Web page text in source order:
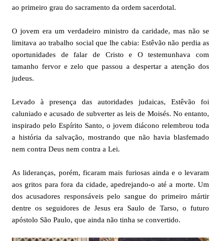
ao primeiro grau do sacramento da ordem sacerdotal.
O jovem era um verdadeiro ministro da caridade, mas não se
limitava ao trabalho social que lhe cabia: Estêvão não perdia as
oportunidades de falar de Cristo e O testemunhava com
tamanho fervor e zelo que passou a despertar a atenção dos
judeus.
Levado à presença das autoridades judaicas, Estêvão foi
caluniado e acusado de subverter as leis de Moisés. No entanto,
inspirado pelo Espírito Santo, o jovem diácono relembrou toda
a história da salvação, mostrando que não havia blasfemado
nem contra Deus nem contra a Lei.
As lideranças, porém, ficaram mais furiosas ainda e o levaram
aos gritos para fora da cidade, apedrejando-o até a morte. Um
dos acusadores responsáveis pelo sangue do primeiro mártir
dentre os seguidores de Jesus era Saulo de Tarso, o futuro
apóstolo São Paulo, que ainda não tinha se convertido.